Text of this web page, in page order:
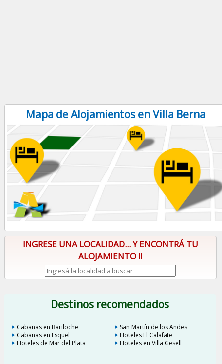
Mapa de Alojamientos en Villa Berna
INGRESE UNA LOCALIDAD... Y ENCONTRÁ TU
ALOJAMIENTO !!
Destinos recomendados
Cabañas en Bariloche
San Martín de los Andes
Cabañas en Esquel
Hoteles El Calafate
Hoteles de Mar del Plata
Hoteles en Villa Gesell